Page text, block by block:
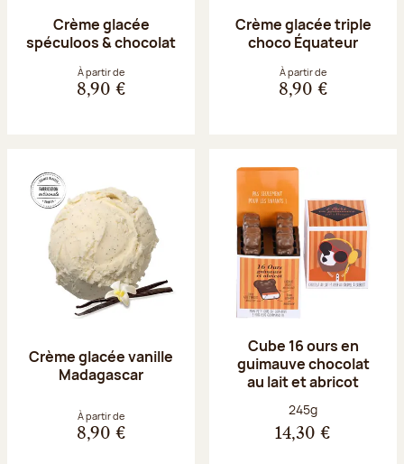
Crème glacée
spéculoos & chocolat
À partir de
8,90 €
Crème glacée triple
choco Équateur
À partir de
8,90 €
Crème glacée vanille
Madagascar
À partir de
8,90 €
Cube 16 ours en
guimauve chocolat
au lait et abricot
Poids net :
245g
14,30 €